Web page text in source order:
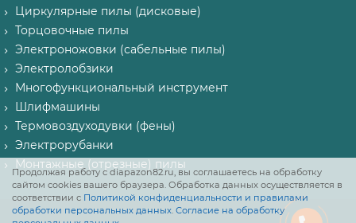
Продолжая работу с diapazon82.ru, вы соглашаетесь на обработку
сайтом cookies вашего браузера. Обработка данных осуществляется в
соответствии с Политикой конфиденциальности и правилами
обработки персональных данных. Согласие на обработку
Циркулярные пилы (дисковые)
Торцовочные пилы
Электроножовки (сабельные пилы)
Электролобзики
Многофункциональный инструмент
Шлифмашины
Термовоздуходувки (фены)
Электрорубанки
Монтажные (отрезные) пилы